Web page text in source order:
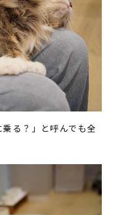
る？」と呼んでも全